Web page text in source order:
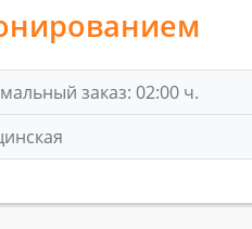
заказ: 02:00 ч.